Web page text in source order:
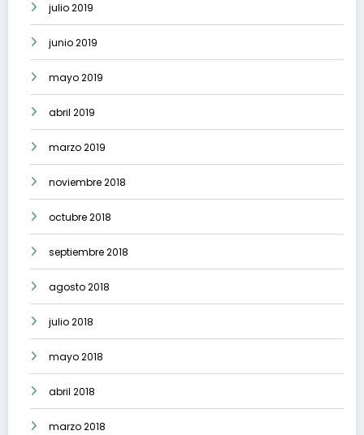
julio 2019
junio 2019
mayo 2019
abril 2019
marzo 2019
noviembre 2018
octubre 2018
septiembre 2018
agosto 2018
julio 2018
mayo 2018
abril 2018
marzo 2018